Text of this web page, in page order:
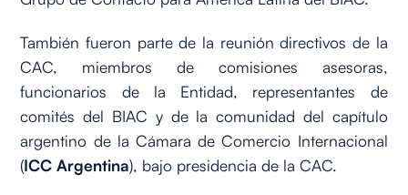
También fueron parte de la reunión directivos de la
CAC, miembros de comisiones asesoras,
funcionarios de la Entidad, representantes de
comités del BIAC y de la comunidad del capítulo
argentino de la Cámara de Comercio Internacional
(ICC Argentina), bajo presidencia de la CAC.